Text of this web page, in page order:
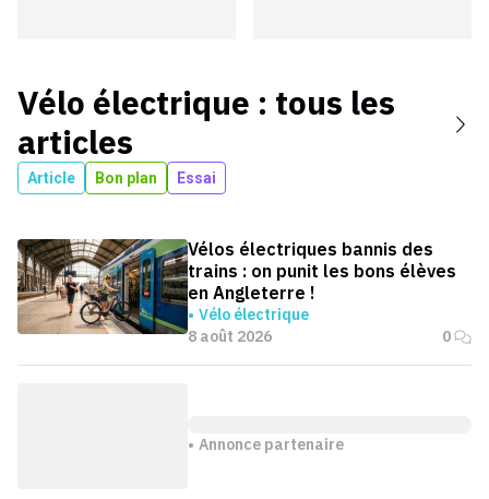
Vélo électrique : tous les
articles
Article Bon plan Essai
Vélos électriques bannis des
trains : on punit les bons élèves
en Angleterre !
Vélo électrique
8 août 2026
0
Annonce partenaire